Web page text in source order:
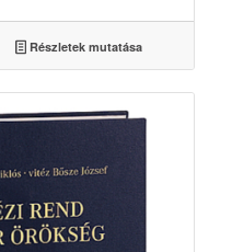
Részletek mutatása